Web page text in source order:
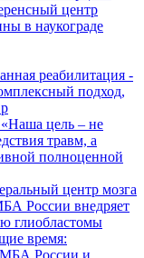
центр
в наукограде
реабилитация -
подход,
цель – не
травм, а
полноценной
центр мозга
России внедряет
глиобластомы
время:
России и